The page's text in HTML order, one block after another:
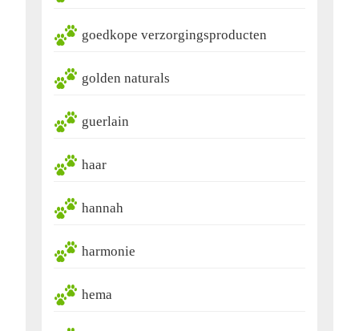
goedkope verzorgingsproducten
golden naturals
guerlain
haar
hannah
harmonie
hema